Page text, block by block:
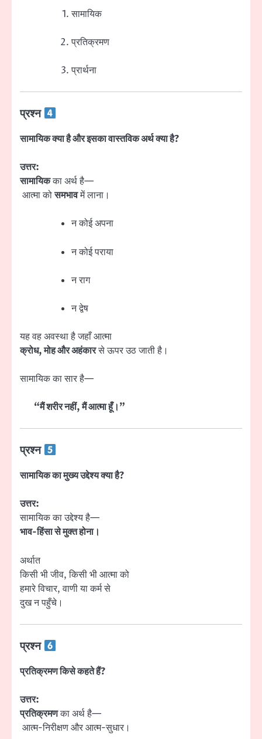
सामायिक
प्रतिक्रमण
प्रार्थना
प्रश्न
सामायिक क्या है और इसका वास्तविक अर्थ क्या है?
उत्तर:
सामायिकका अर्थ है—
आत्मा कोसमभावमें लाना।
न कोई अपना
न कोई पराया
न राग
न द्वेष
यह वह अवस्था है जहाँ आत्मा
क्रोध, मोह और अहंकारसे ऊपर उठ जाती है।
सामायिक का सार है—
“मैं शरीर नहीं, मैं आत्मा हूँ।”
प्रश्न
सामायिक का मुख्य उद्देश्य क्या है?
उत्तर:
सामायिक का उद्देश्य है—
भाव-हिंसा से मुक्त होना।
अर्थात
किसी भी जीव, किसी भी आत्मा को
हमारे विचार, वाणी या कर्म से
दुख न पहुँचे।
प्रश्न
प्रतिक्रमण किसे कहते हैं?
उत्तर:
प्रतिक्रमणका अर्थ है—
आत्म-निरीक्षण और आत्म-सुधार।